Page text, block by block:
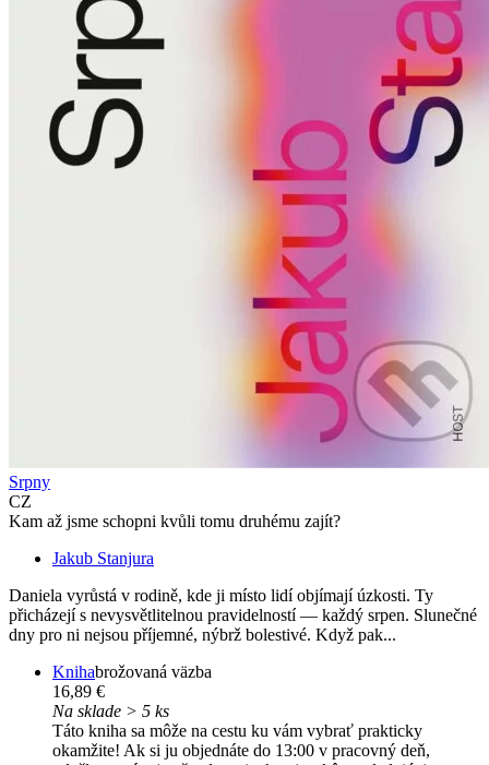
Srpny
CZ
Kam až jsme schopni kvůli tomu druhému zajít?
Jakub Stanjura
Daniela vyrůstá v rodině, kde ji místo lidí objímají úzkosti. Ty
přicházejí s nevysvětlitelnou pravidelností — každý srpen. Slunečné
dny pro ni nejsou příjemné, nýbrž bolestivé. Když pak...
Knihabrožovaná väzba
16,89 €
Na sklade > 5 ks
Táto kniha sa môže na cestu ku vám vybrať prakticky
okamžite! Ak si ju objednáte do 13:00 v pracovný deň,